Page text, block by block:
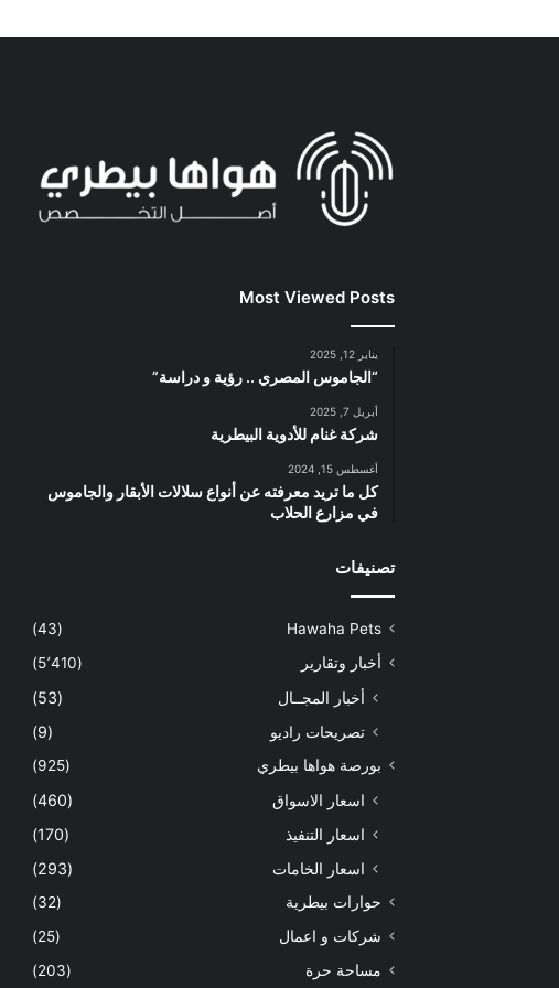
Most Viewed Posts
يناير 12, 2025
“الجاموس المصري .. رؤية و دراسة”
أبريل 7, 2025
شركة غنام للأدوية البيطرية
أغسطس 15, 2024
كل ما تريد معرفته عن أنواع سلالات الأبقار والجاموس
في مزارع الحلاب
تصنيفات
Hawaha Pets
(43)
أخبار وتقارير
(5٬410)
أخبار المجــال
(53)
تصريحات راديو
(9)
بورصة هواها بيطري (925)
اسعار الاسواق
(460)
اسعار التنفيذ
(170)
اسعار الخامات
(293)
حوارات بيطرية
(32)
شركات و اعمال
(25)
مساحة حرة
(203)